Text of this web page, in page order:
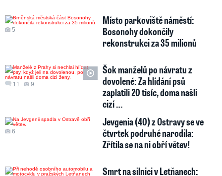
5
Místo parkoviště náměstí:
Bosonohy dokončily
rekonstrukci za 35 milionů
11 9
Šok manželů po návratu z
dovolené: Za hlídání psů
zaplatili 20 tisíc, doma našli
cizí …
6
Jevgenia (40) z Ostravy se ve
čtvrtek podruhé narodila:
Zřítila se na ni obří větev!
Smrt na silnici v Letňanech: